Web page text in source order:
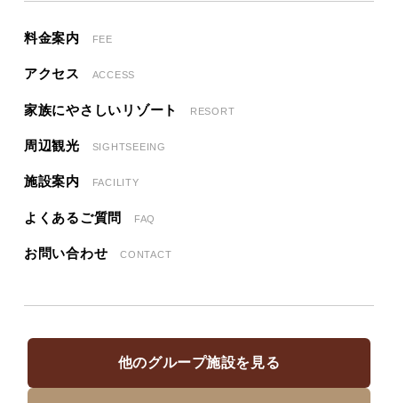
料金案内 FEE
アクセス ACCESS
家族にやさしいリゾート RESORT
周辺観光 SIGHTSEEING
施設案内 FACILITY
よくあるご質問 FAQ
お問い合わせ CONTACT
他のグループ施設を見る